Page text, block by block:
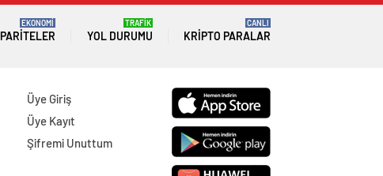
PARITELER
EKONOMİ
YOL DURUMU
TRAFİK
KRIPTO PARALAR
CANLI
Üye Giriş
Üye Kayıt
Şifremi Unuttum